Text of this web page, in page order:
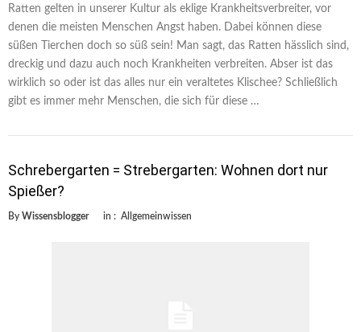
Ratten gelten in unserer Kultur als eklige Krankheitsverbreiter, vor
denen die meisten Menschen Angst haben. Dabei können diese
süßen Tierchen doch so süß sein! Man sagt, das Ratten hässlich sind,
dreckig und dazu auch noch Krankheiten verbreiten. Abser ist das
wirklich so oder ist das alles nur ein veraltetes Klischee? Schließlich
gibt es immer mehr Menschen, die sich für diese …
Schrebergarten = Strebergarten: Wohnen dort nur
Spießer?
By Wissensblogger in : Allgemeinwissen